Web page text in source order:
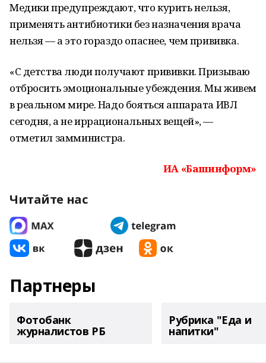
Медики предупреждают, что курить нельзя,
применять антибиотики без назначения врача
нельзя — а это гораздо опаснее, чем прививка.
«С детства люди получают прививки. Призываю
отбросить эмоциональные убеждения. Мы живем
в реальном мире. Надо бояться аппарата ИВЛ
сегодня, а не иррациональных вещей», —
отметил замминистра.
ИА «Башинформ»
Читайте нас
Партнеры
Фотобанк
журналистов РБ
Рубрика "Еда и
напитки"